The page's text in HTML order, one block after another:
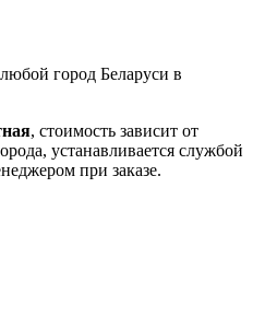
город Беларуси в
, стоимость зависит от
устанавливается службой
при заказе.